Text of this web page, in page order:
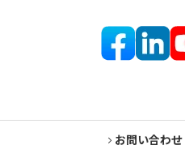
お問い合わせ